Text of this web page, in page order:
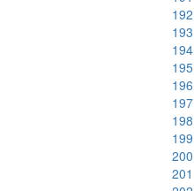
192
193
194
195
196
197
198
199
200
201